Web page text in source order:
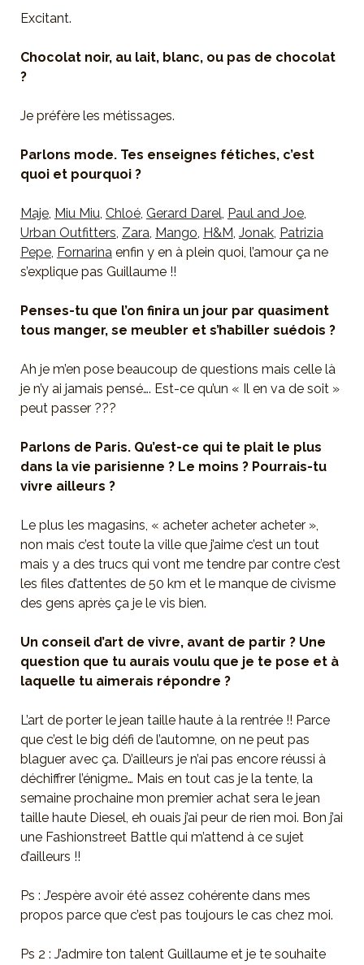
Excitant.
Chocolat noir, au lait, blanc, ou pas de chocolat
?
Je préfère les métissages.
Parlons mode. Tes enseignes fétiches, c’est
quoi et pourquoi ?
Maje, Miu Miu, Chloé, Gerard Darel, Paul and Joe,
Urban Outfitters, Zara, Mango, H&M, Jonak, Patrizia
Pepe, Fornarinaenfin y en à plein quoi, l’amour ça ne
s’explique pas Guillaume !!
Penses-tu que l’on finira un jour par quasiment
tous manger, se meubler et s’habiller suédois ?
Ah je m’en pose beaucoup de questions mais celle là
je n’y ai jamais pensé…. Est-ce qu’un « Il en va de soit »
peut passer ???
Parlons de Paris. Qu’est-ce qui te plait le plus
dans la vie parisienne ? Le moins ? Pourrais-tu
vivre ailleurs ?
Le plus les magasins, « acheter acheter acheter »,
non mais c’est toute la ville que j’aime c’est un tout
mais y a des trucs qui vont me tendre par contre c’est
les files d’attentes de 50 km et le manque de civisme
des gens après ça je le vis bien.
Un conseil d’art de vivre, avant de partir ? Une
question que tu aurais voulu que je te pose et à
laquelle tu aimerais répondre ?
L’art de porter le jean taille haute à la rentrée !! Parce
que c’est le big défi de l’automne, on ne peut pas
blaguer avec ça. D’ailleurs je n’ai pas encore réussi à
déchiffrer l’énigme… Mais en tout cas je la tente, la
semaine prochaine mon premier achat sera le jean
taille haute Diesel, eh ouais j’ai peur de rien moi. Bon j’ai
une Fashionstreet Battle qui m’attend à ce sujet
d’ailleurs !!
Ps : J’espère avoir été assez cohérente dans mes
propos parce que c’est pas toujours le cas chez moi.
Ps 2 : J’admire ton talent Guillaume et je te souhaite